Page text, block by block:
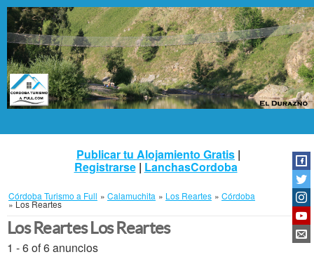
Publicar tu Alojamiento Gratis |
Registrarse| LanchasCordoba
Córdoba Turismo a Full » Calamuchita » Los Reartes » Córdoba
»Los Reartes
Los Reartes Los Reartes
1 - 6 of 6 anuncios